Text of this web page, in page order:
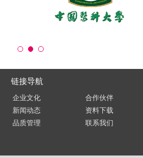
链接导航
企业文化
合作伙伴
新闻动态
资料下载
品质管理 联系我们